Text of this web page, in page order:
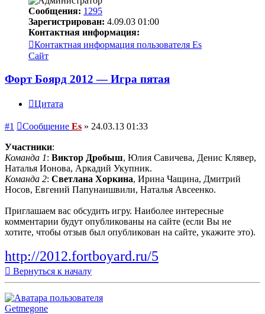
Сообщения: 1295
Зарегистрирован: 4.09.03 01:00
Контактная информация:
Контактная информация пользователя Es
Сайт
Форт Боярд 2012 — Игра пятая
Цитата
#1 Сообщение Es » 24.03.13 01:33
Участники:
Команда 1: Виктор Дробыш, Юлия Савичева, Денис Клявер,
Наталья Ионова, Аркадий Укупник.
Команда 2: Светлана Хоркина, Ирина Чащина, Дмитрий
Носов, Евгений Папунаишвили, Наталья Авсеенко.
Приглашаем вас обсудить игру. Наиболее интересные
комментарии будут опубликованы на сайте (если Вы не
хотите, чтобы отзыв был опубликован на сайте, укажите это).
http://2012.fortboyard.ru/5
Вернуться к началу
Getmegone